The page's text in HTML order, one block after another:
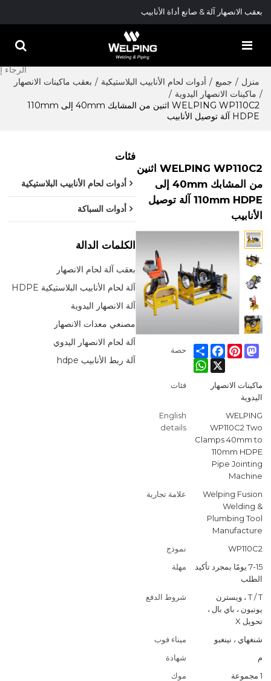
بعقب الانصهار آلة & صانع أداة الأنابيب
منزل / جميع / أدوات لحام الأنابيب البلاستيكية / بعقب ماكينات الانصهار
/ ماكينات الانصهار اليدوية /
WELPING WP110C2 اثنين من المشابك 40mm إلى 110mm
HDPE آلة توصيل الأنابيب
فئات
أدوات لحام الأنابيب البلاستيكية
أدوات السباكة
الكلمات الدالة
بعقب آلة لحام الانصهار
آلة لحام الأنابيب البلاستيكية HDPE
آلة الانصهار اليدوية
مصنعي معدات الانصهار
آلة لحام الانصهار اليدوي
آلة ربط الأنابيب hdpe
WELPING WP110C2 اثنين
من المشابك 40mm إلى
110mm HDPE آلة توصيل
الأنابيب
حصةShare
FacebookPinterest
Mastodon
WhatsApp
X
فئات
ماكينات الانصهار
اليدوية
English
details
WELPING
WP110C2 Two
Clamps 40mm to
110mm HDPE
Pipe Jointing
Machine
علامة تجارية
Welping Fusion
Welding &
Plumbing Tool
Manufacture
نموذج
WP110C2
مهلة
7-15 يومًا بمجرد تأكيد
الطلب
شروط الدفع
T / T ، ويسترن
يونيون ، باي بال ،
تحويل X
ميناء فوب
شنغهاي ، نينغبو
شهادة
م
موك
1 مجموعة